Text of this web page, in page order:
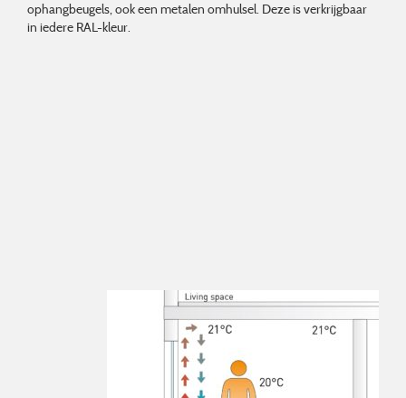
ophangbeugels, ook een metalen omhulsel. Deze is verkrijgbaar
in iedere RAL-kleur.